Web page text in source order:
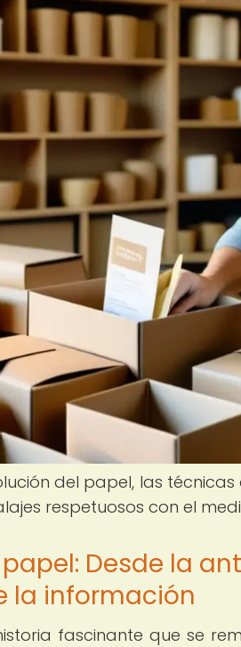
del papel, las
respetuosos con el
Desde la
la información
fascinante que se